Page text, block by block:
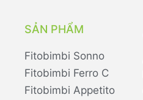
SẢN PHẨM
Fitobimbi Sonno
Fitobimbi Ferro C
Fitobimbi Appetito